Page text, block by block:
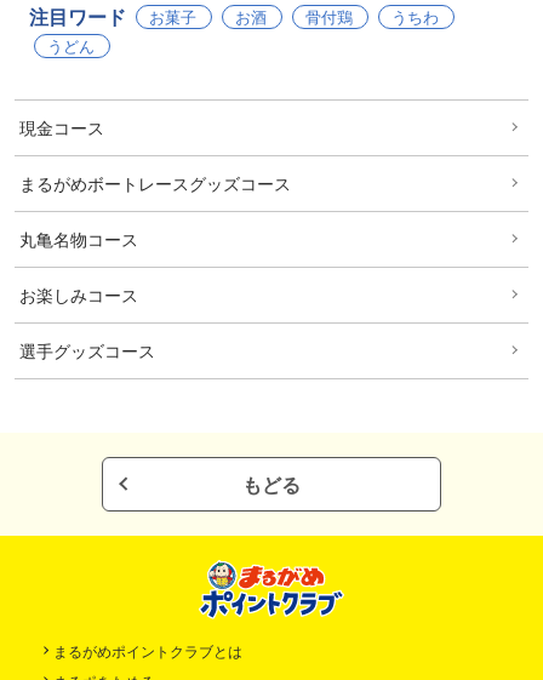
注目ワード お菓子 お酒 骨付鶏
うちわ
うどん
現金コース
まるがめボートレースグッズコース
丸亀名物コース
お楽しみコース
選手グッズコース
もどる
まるがめポイントクラブとは